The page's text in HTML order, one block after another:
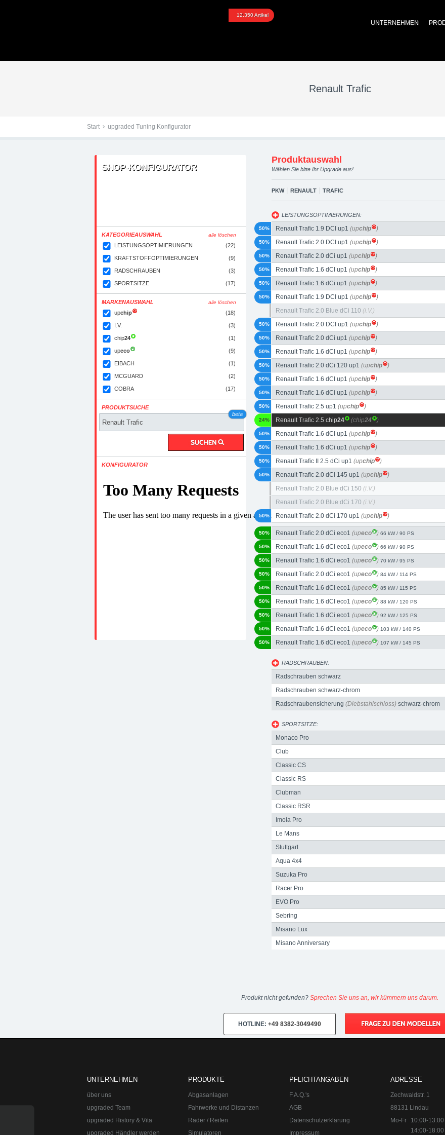
Tuningteile: Renault Trafic upgraded
12.350 Artikel
UNTERNEHMEN
Renault Trafic
Start upgraded Tuning Konfigurator
SHOP-KONFIGURATOR
KATEGORIEAUSWAHL alle löschen
LEISTUNGSOPTIMIERUNGEN (22)
KRAFTSTOFFOPTIMIERUNGEN (9)
RADSCHRAUBEN (3)
SPORTSITZE (17)
MARKENAUSWAHL alle löschen
upchip (18)
I.V. (3)
chip24 (1)
upeco (9)
EIBACH (1)
MCGUARD (2)
COBRA (17)
PRODUKTSUCHE
beta
KONFIGURATOR
Produktauswahl
Wählen Sie bitte Ihr Upgrade aus!
PKW| RENAULT TRAFIC
LEISTUNGSOPTIMIERUNGEN:
Renault Trafic 1.9 DCI up1 (upchip )
50%
Renault Trafic 2.0 DCI up1 (upchip )
50%
Renault Trafic 2.0 dCi up1 (upchip )
50%
Renault Trafic 1.6 dCI up1 (upchip )
50%
Renault Trafic 1.6 dCi up1 (upchip )
50%
Renault Trafic 1.9 DCI up1 (upchip )
50%
Renault Trafic 2.0 Blue dCi 110 (i.V.)
Renault Trafic 2.0 DCI up1 (upchip )
50%
Renault Trafic 2.0 dCi up1 (upchip )
50%
Renault Trafic 1.6 dCI up1 (upchip )
50%
Renault Trafic 2.0 dCi 120 up1 (upchip )
50%
Renault Trafic 1.6 dCI up1 (upchip )
50%
Renault Trafic 1.6 dCi up1 (upchip )
50%
Renault Trafic 2.5 up1 (upchip )
50%
Renault Trafic 2.5 chip24 (chip24 )
24%
Renault Trafic 1.6 dCI up1 (upchip )
50%
Renault Trafic 1.6 dCi up1 (upchip )
50%
Renault Trafic II 2.5 dCi up1 (upchip )
50%
Renault Trafic 2.0 dCi 145 up1 (upchip )
50%
Renault Trafic 2.0 Blue dCi 150 (i.V.)
Renault Trafic 2.0 Blue dCi 170 (i.V.)
Renault Trafic 2.0 dCi 170 up1 (upchip )
50%
Renault Trafic 2.0 dCi eco1 (upeco ) 66 kW / 90 PS
50%
Renault Trafic 1.6 dCI eco1 (upeco ) 66 kW / 90 PS
50%
Renault Trafic 1.6 dCi eco1 (upeco ) 70 kW / 95 PS
50%
Renault Trafic 2.0 dCi eco1 (upeco ) 84 kW / 114 PS
50%
Renault Trafic 1.6 dCI eco1 (upeco ) 85 kW / 115 PS
50%
Renault Trafic 1.6 dCI eco1 (upeco ) 88 kW / 120 PS
50%
Renault Trafic 1.6 dCi eco1 (upeco ) 92 kW / 125 PS
50%
Renault Trafic 1.6 dCI eco1 (upeco ) 103 kW / 140 PS
50%
Renault Trafic 1.6 dCi eco1 (upeco ) 107 kW / 145 PS
50%
RADSCHRAUBEN:
Radschrauben schwarz
Radschrauben schwarz-chrom
Radschraubensicherung (Diebstahlschloss) schwarz-chrom
SPORTSITZE:
Monaco Pro
Club
Classic CS
Classic RS
Clubman
Classic RSR
Imola Pro
Le Mans
Stuttgart
Aqua 4x4
Suzuka Pro
Racer Pro
EVO Pro
Sebring
Misano Lux
Misano Anniversary
Produkt nicht gefunden? Sprechen Sie uns an, wir kümmern uns darum.
HOTLINE: +49 8382-3049490
UNTERNEHMEN
über uns
upgraded Team
upgraded History & Vita
upgraded Händler werden
PRODUKTE
Abgasanlagen
Fahrwerke und Distanzen
Räder / Reifen
Simulatoren
PFLICHTANGABEN
F.A.Q.'s
AGB
Datenschutzerklärung
Impressum
ADRESSE
Zechwaldstr. 1
88131 Lindau
Mo-Fr
10:00-13:00
14:00-18:00